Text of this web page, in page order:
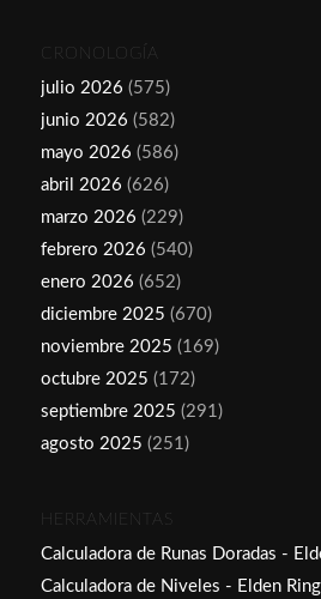
CRONOLOGÍA
julio 2026 (575)
junio 2026 (582)
mayo 2026 (586)
abril 2026 (626)
marzo 2026 (229)
febrero 2026 (540)
enero 2026 (652)
diciembre 2025 (670)
noviembre 2025 (169)
octubre 2025 (172)
septiembre 2025 (291)
agosto 2025 (251)
HERRAMIENTAS
Calculadora de Runas Doradas -
Calculadora de Niveles - Elden Ring